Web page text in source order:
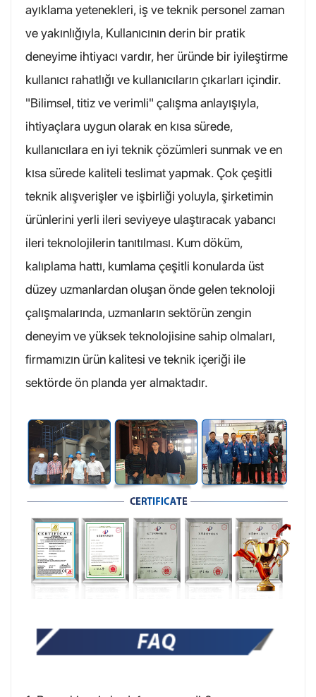
ayıklama yetenekleri, iş ve teknik personel zaman
ve yakınlığıyla, Kullanıcının derin bir pratik
deneyime ihtiyacı vardır, her üründe bir iyileştirme
kullanıcı rahatlığı ve kullanıcıların çıkarları içindir.
"Bilimsel, titiz ve verimli" çalışma anlayışıyla,
ihtiyaçlara uygun olarak en kısa sürede,
kullanıcılara en iyi teknik çözümleri sunmak ve en
kısa sürede kaliteli teslimat yapmak. Çok çeşitli
teknik alışverişler ve işbirliği yoluyla, şirketimin
ürünlerini yerli ileri seviyeye ulaştıracak yabancı
ileri teknolojilerin tanıtılması. Kum döküm,
kalıplama hattı, kumlama çeşitli konularda üst
düzey uzmanlardan oluşan önde gelen teknoloji
çalışmalarında, uzmanların sektörün zengin
deneyim ve yüksek teknolojisine sahip olmaları,
firmamızın ürün kalitesi ve teknik içeriği ile
sektörde ön planda yer almaktadır.